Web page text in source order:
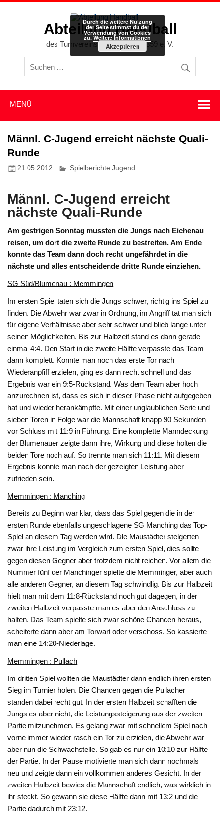
Zum
Abteilung Handball
des Turnvereins Memmingen 1859 e. V.
MENÜ
Männl. C-Jugend erreicht nächste Quali-
Runde
21.05.2012 Spielberichte Jugend
Männl. C-Jugend erreicht
nächste Quali-Runde
Am gestrigen Sonntag mussten die Jungs nach Eichenau
reisen, um dort die zweite Runde zu bestreiten. Am Ende
konnte das Team dann doch recht ungefährdet in die
nächste und alles entscheidende dritte Runde einziehen.
SG Süd/Blumenau : Memmingen
Im ersten Spiel taten sich die Jungs schwer, richtig ins Spiel zu
finden. Die Abwehr war zwar in Ordnung, im Angriff tat man sich
für eigene Verhältnisse aber sehr schwer und blieb lange unter
seinen Möglichkeiten. Bis zur Halbzeit stand es dann gerade
einmal 4:4. Den Start in die zweite Hälfte verpasste das Team
dann komplett. Konnte man noch das erste Tor nach
Wiederanpfiff erzielen, ging es dann recht schnell und das
Ergebnis war ein 9:5-Rückstand. Was dem Team aber hoch
anzurechnen ist, dass es sich in dieser Phase nicht aufgegeben
hat und wieder herankämpfte. Mit einer unglaublichen Serie und
sieben Toren in Folge war die Mannschaft knapp 90 Sekunden
vor Schluss mit 11:9 in Führung. Eine komplette Manndeckung
der Blumenauer zeigte dann ihre, Wirkung und diese holten die
beiden Tore noch auf. So trennte man sich 11:11. Mit diesem
Ergebnis konnte man nach der gezeigten Leistung aber
zufrieden sein.
Memmingen : Manching
Bereits zu Beginn war klar, dass das Spiel gegen die in der
ersten Runde ebenfalls ungeschlagene SG Manching das Top-
Spiel an diesem Tag werden wird. Die Maustädter steigerten
zwar ihre Leistung im Vergleich zum ersten Spiel, dies sollte
gegen diesen Gegner aber trotzdem nicht reichen. Vor allem die
Nummer fünf der Manchinger spielte die Memminger, aber auch
alle anderen Gegner, an diesem Tag schwindlig. Bis zur Halbzeit
hielt man mit dem 11:8-Rückstand noch gut dagegen, in der
zweiten Halbzeit verpasste man es aber den Anschluss zu
halten. Das Team spielte sich zwar schöne Chancen heraus,
scheiterte dann aber am Torwart oder verschoss. So kassierte
man eine 14:20-Niederlage.
Memmingen : Pullach
Im dritten Spiel wollten die Maustädter dann endlich ihren ersten
Sieg im Turnier holen. Die Chancen gegen die Pullacher
standen dabei recht gut. In der ersten Halbzeit schafften die
Jungs es aber nicht, die Leistungssteigerung aus der zweiten
Partie mitzunehmen. Es gelang zwar mit schnellem Spiel nach
vorne immer wieder rasch ein Tor zu erzielen, die Abwehr war
aber nun die Schwachstelle. So gab es nur ein 10:10 zur Hälfte
der Partie. In der Pause motivierte man sich dann nochmals
neu und zeigte dann ein vollkommen anderes Gesicht. In der
zweiten Halbzeit bewies die Mannschaft endlich, was wirklich in
ihr steckt. So gewann sie diese Hälfte dann mit 13:2 und die
Partie dadurch mit 23:12.
Durch die weitere Nutzung
der Seite stimmst du der
Verwendung von Cookies
zu. Weitere Informationen
Akzeptieren